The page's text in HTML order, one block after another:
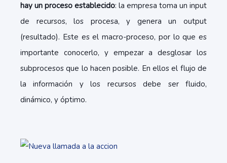
hay un proceso establecido: la empresa toma un input
de recursos, los procesa, y genera un output
(resultado). Este es el macro-proceso, por lo que es
importante conocerlo, y empezar a desglosar los
subprocesos que lo hacen posible. En ellos el flujo de
la información y los recursos debe ser fluido,
dinámico, y óptimo.